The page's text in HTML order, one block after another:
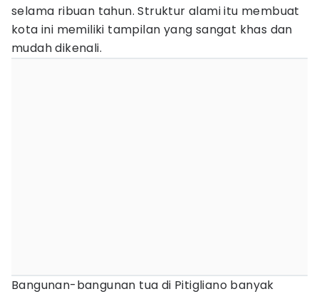
selama ribuan tahun. Struktur alami itu membuat
kota ini memiliki tampilan yang sangat khas dan
mudah dikenali.
Bangunan-bangunan tua di Pitigliano banyak